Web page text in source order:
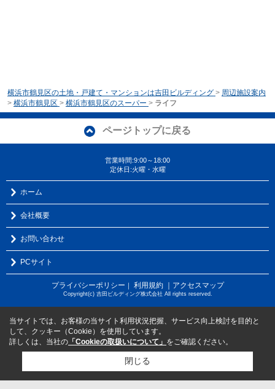
横浜市鶴見区の土地・戸建て・マンションは吉田ビルディング > 周辺施設案内
> 横浜市鶴見区 > 横浜市鶴見区のスーパー > ライフ
ページトップに戻る
営業時間:9:00～18:00
定休日:火曜・水曜
ホーム
会社概要
お問い合わせ
PCサイト
プライバシーポリシー ｜ 利用規約 ｜アクセスマップ
Copyright(c) 吉田ビルディング株式会社 All rights reserved.
当サイトでは、お客様の当サイト利用状況把握、サービス向上検討を目的と
して、クッキー（Cookie）を使用しています。
詳しくは、当社の 「Cookieの取扱いについて」 をご確認ください。
閉じる